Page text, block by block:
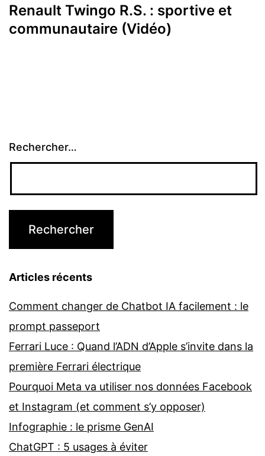
Renault Twingo R.S. : sportive et
communautaire (Vidéo)
Rechercher…
Articles récents
Comment changer de Chatbot IA facilement : le
prompt passeport
Ferrari Luce : Quand l’ADN d’Apple s’invite dans la
première Ferrari électrique
Pourquoi Meta va utiliser nos données Facebook
et Instagram (et comment s’y opposer)
Infographie : le prisme GenAI
ChatGPT : 5 usages à éviter